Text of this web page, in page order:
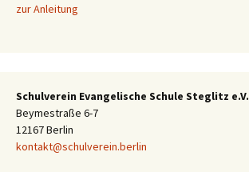
zur Anleitung
Schulverein Evangelische Schule Steglitz e.V.
Beymestraße 6-7
12167 Berlin
kontakt@schulverein.berlin